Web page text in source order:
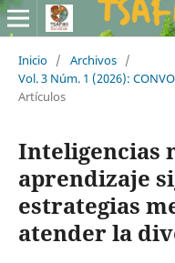
Inicio / Archivos /
Vol. 3 Núm. 1 (2026):
Artículos
Inteligencias
aprendizaje
estrategias
atender la